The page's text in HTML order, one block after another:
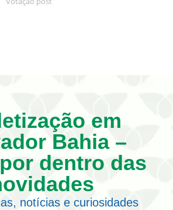
em
Bahia –
dentro das
notícias e curiosidades